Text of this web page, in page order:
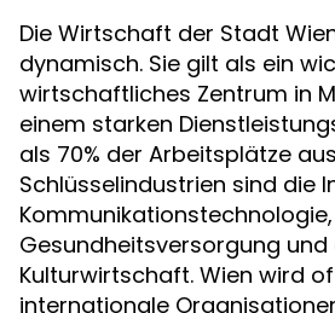
Die Wirtschaft der Stadt
dynamisch. Sie gilt als ein
wirtschaftliches Zentrum in
einem starken
als 70% der Arbeitsplätze
Schlüsselindustrien sind die
Gesundheitsversorgung und
Kulturwirtschaft. Wien wird
internationale